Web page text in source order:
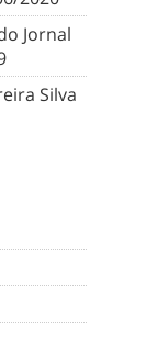
Jornal
Silva